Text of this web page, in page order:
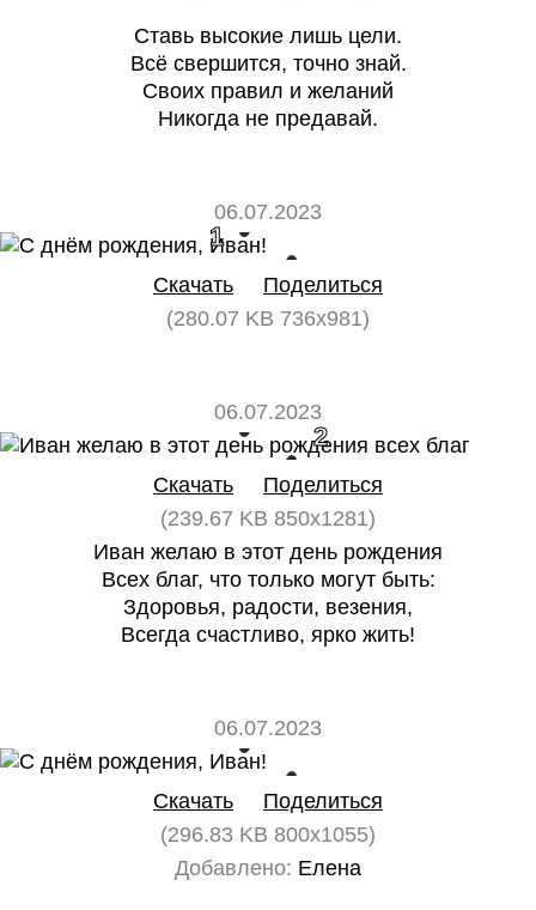
Ставь высокие лишь цели.
Всё свершится, точно знай.
Своих правил и желаний
Никогда не предавай.
06.07.2023
1
Скачать
Поделиться
(280.07 KB 736x981)
06.07.2023
0 2
Скачать
Поделиться
(239.67 KB 850x1281)
Иван желаю в этот день рождения
Всех благ, что только могут быть:
Здоровья, радости, везения,
Всегда счастливо, ярко жить!
06.07.2023
0
Скачать
Поделиться
(296.83 KB 800x1055)
Добавлено: Елена